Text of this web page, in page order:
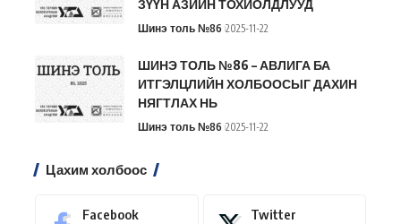
ЗҮҮН АЗИЙН ТОХИОЛДЛУУД
Шинэ толь №86 2025-11-22
ШИНЭ ТОЛЬ №86 – АВЛИГА БА
ИТГЭЛЦЛИЙН ХОЛБООСЫГ ДАХИН
НЯГТЛАХ НЬ
Шинэ толь №86 2025-11-22
Цахим холбоос
Facebook Twitter